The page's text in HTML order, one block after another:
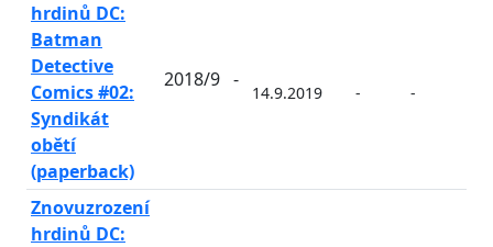
hrdinů DC:
Batman
Detective
Comics #02:
Syndikát
obětí
(paperback)
2018/9 -
14.9.2019 - -
Znovuzrození
hrdinů DC: